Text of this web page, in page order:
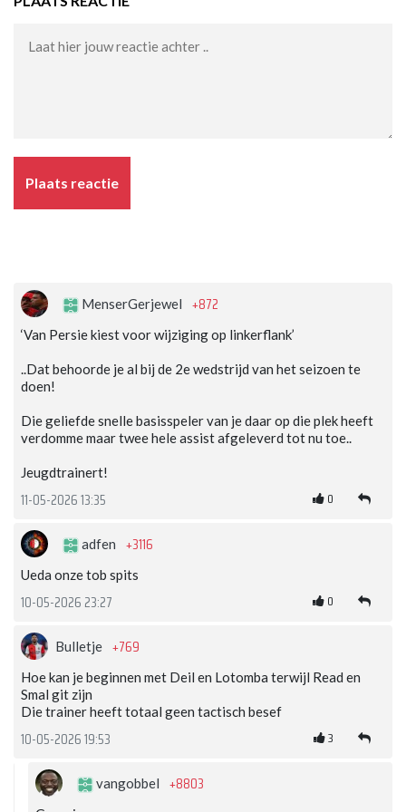
Plaats reactie
MenserGerjewel +872
‘Van Persie kiest voor wijziging op linkerflank’
..Dat behoorde je al bij de 2e wedstrijd van het seizoen te
doen!
Die geliefde snelle basisspeler van je daar op die plek heeft
verdomme maar twee hele assist afgeleverd tot nu toe..
Jeugdtrainert!
11-05-2026 13:35 0
adfen +3116
Ueda onze tob spits
10-05-2026 23:27 0
Bulletje +769
Hoe kan je beginnen met Deil en Lotomba terwijl Read en
Smal git zijn
Die trainer heeft totaal geen tactisch besef
10-05-2026 19:53 3
vangobbel +8803